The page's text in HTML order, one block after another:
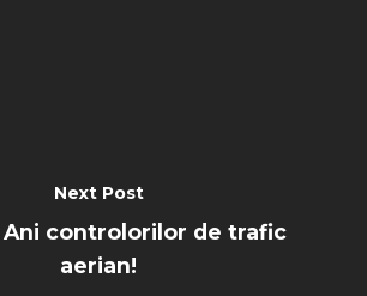
Next Post
Ani controlorilor de trafic
aerian!